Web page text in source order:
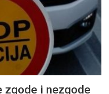
zgode i nezgode